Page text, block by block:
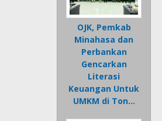
OJK, Pemkab
Minahasa dan
Perbankan
Gencarkan
Literasi
Keuangan Untuk
UMKM di Ton…